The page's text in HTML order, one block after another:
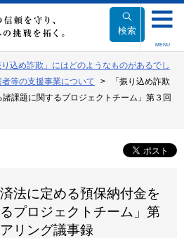
検索
MENU
り込め詐欺」にはどのようなものがあるでし
等の支援事業について
「振り込め詐欺
課題に関するプロジェクトチーム」第３回
法に定める預保納付金を
プロジェクトチーム」第
リング議事録